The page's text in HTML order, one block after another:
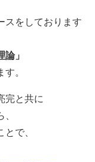
スをしております
」
。
完と共に
とで、